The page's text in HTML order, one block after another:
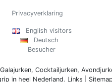
Privacyverklaring
English visitors
Deutsch
Besucher
Galajurken, Cocktailjurken,
in heel Nederland. Links Sitemap